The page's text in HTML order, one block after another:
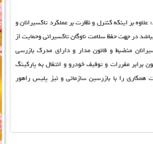
بر اينكه كنترل و نظارت بر عملكرد تاكسيرانان و
در جهت حفظ سلامت ناوگان تاكسيراني وحمايت از
منضبط و قانون مدار و داراي مدرك بازرسي
برابر مقررات و توقيف خودرو و انتقال به پاركينگ
همكاري را با بازرسين سازماني و نيز پليس راهور